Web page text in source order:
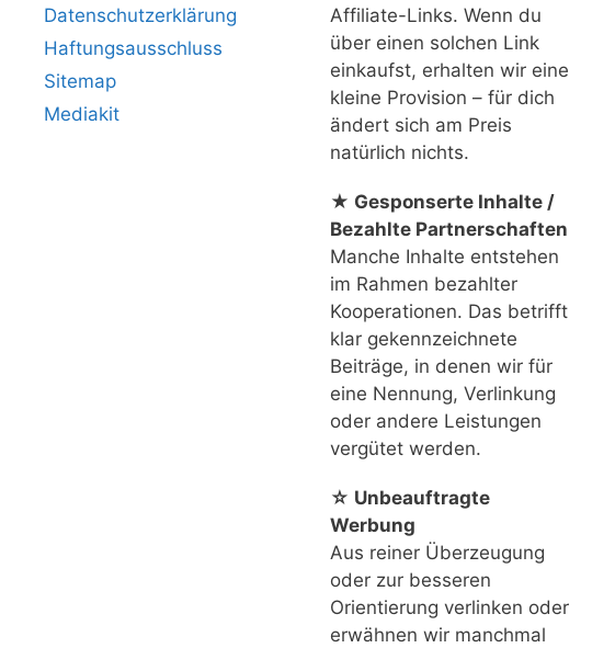
Datenschutzerklärung
Haftungsausschluss
Sitemap
Mediakit
Affiliate-Links. Wenn du
über einen solchen Link
einkaufst, erhalten wir eine
kleine Provision – für dich
ändert sich am Preis
natürlich nichts.
★ Gesponserte Inhalte /
Bezahlte Partnerschaften
Manche Inhalte entstehen
im Rahmen bezahlter
Kooperationen. Das betrifft
klar gekennzeichnete
Beiträge, in denen wir für
eine Nennung, Verlinkung
oder andere Leistungen
vergütet werden.
☆ Unbeauftragte
Werbung
Aus reiner Überzeugung
oder zur besseren
Orientierung verlinken oder
erwähnen wir manchmal